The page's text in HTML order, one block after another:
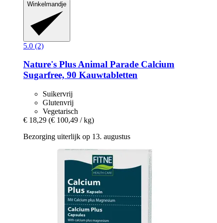
Winkelmandje
5.0 (2)
Nature's PlusAnimal Parade Calcium
Sugarfree, 90 Kauwtabletten
Suikervrij
Glutenvrij
Vegetarisch
€ 18,29 (€ 100,49 / kg)
Bezorging uiterlijk op 13. augustus